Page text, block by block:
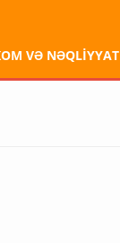
VƏ NƏQLİYYAT